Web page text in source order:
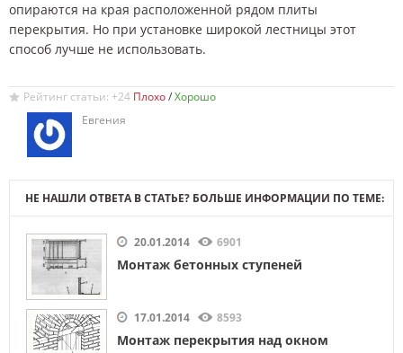
опираются на края расположенной рядом плиты
перекрытия. Но при установке широкой лестницы этот
способ лучше не использовать.
Рейтинг статьи: +24
/
Евгения
НЕ НАШЛИ ОТВЕТА В СТАТЬЕ? БОЛЬШЕ ИНФОРМАЦИИ ПО ТЕМЕ:
20.01.2014 6901
Монтаж бетонных ступеней
17.01.2014 8593
Монтаж перекрытия над окном